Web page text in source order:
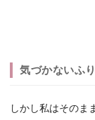
気づかないふ
しかし私はそのま